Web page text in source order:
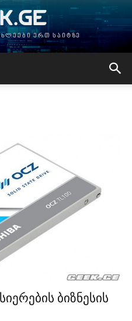
ერთ საიტზე
ბიზნესის